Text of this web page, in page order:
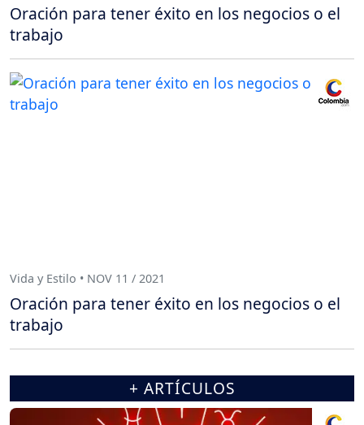
Oración para tener éxito en los negocios o el
trabajo
Vida y Estilo • NOV 11 / 2021
Oración para tener éxito en los negocios o el
trabajo
+ ARTÍCULOS